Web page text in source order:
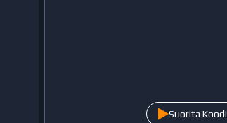
Suorita Koodi